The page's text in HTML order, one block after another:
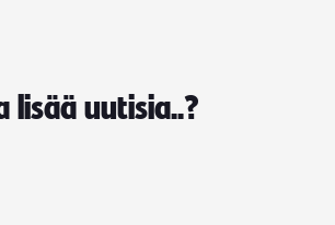
lisää uutisia..?